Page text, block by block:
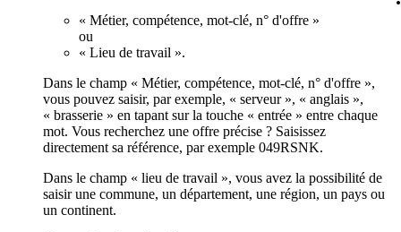
« Métier, compétence, mot-clé, n° d'offre »
ou
« Lieu de travail ».
Dans le champ « Métier, compétence, mot-clé, n° d'offre »,
vous pouvez saisir, par exemple, « serveur », « anglais »,
« brasserie » en tapant sur la touche « entrée » entre chaque
mot. Vous recherchez une offre précise ? Saisissez
directement sa référence, par exemple 049RSNK.
Dans le champ « lieu de travail », vous avez la possibilité de
saisir une commune, un département, une région, un pays ou
un continent.